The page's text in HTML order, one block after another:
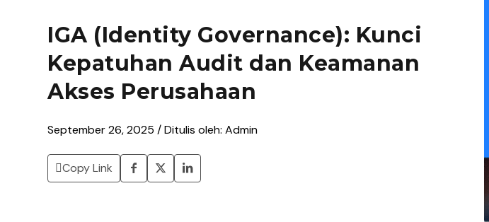
IGA (Identity Governance): Kunci
Kepatuhan Audit dan Keamanan
Akses Perusahaan
September 26, 2025 / Ditulis oleh: Admin
Copy Link